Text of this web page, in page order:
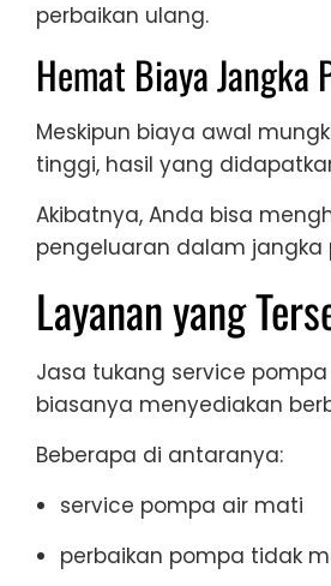
perbaikan ulang.
Hemat Biaya Jangka
Meskipun biaya awal
tinggi, hasil yang
Akibatnya, Anda bisa
pengeluaran dalam jangka
Layanan yang
Jasa tukang service
biasanya menyediakan
Beberapa di antaranya:
service pompa air mati
perbaikan pompa tidak